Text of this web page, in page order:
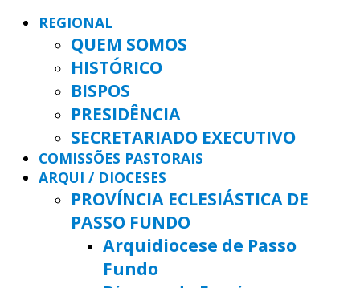
REGIONAL
QUEM SOMOS
HISTÓRICO
BISPOS
PRESIDÊNCIA
SECRETARIADO EXECUTIVO
COMISSÕES PASTORAIS
ARQUI / DIOCESES
PROVÍNCIA ECLESIÁSTICA DE
PASSO FUNDO
Arquidiocese de Passo
Fundo